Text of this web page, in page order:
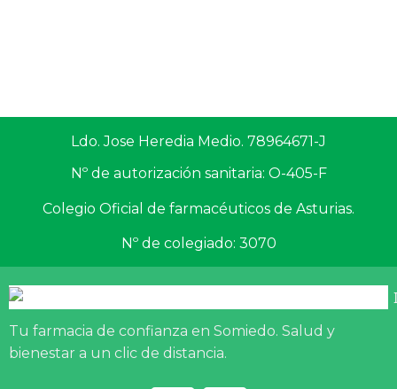
Ldo. Jose Heredia Medio. 78964671-J
Nº de autorización sanitaria: O-405-F
Colegio Oficial de farmacéuticos de Asturias.
Nº de colegiado: 3070
Tu farmacia de confianza en Somiedo. Salud y
bienestar a un clic de distancia.